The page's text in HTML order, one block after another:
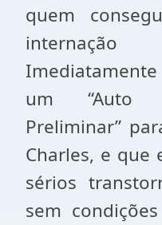
quem
um “Auto
Preliminar”
Charles, e que
sérios
sem